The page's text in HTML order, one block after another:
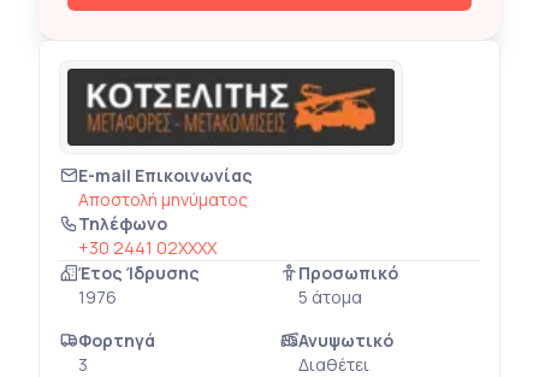
E-mail Επικοινωνίας
Αποστολή μηνύματος
Τηλέφωνο
+30 2441 02XXXX
Έτος Ίδρυσης
1976
Προσωπικό
5 άτομα
Φορτηγά
3
Ανυψωτικό
Διαθέτει